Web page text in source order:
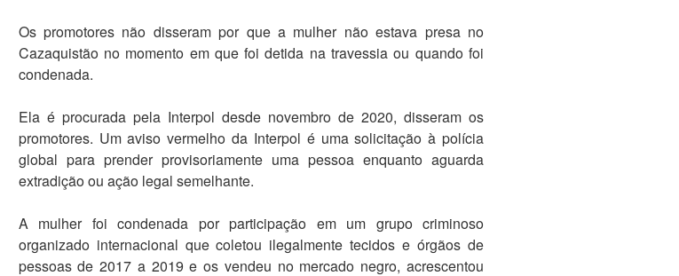
Os promotores não disseram por que a mulher não estava presa no
Cazaquistão no momento em que foi detida na travessia ou quando foi
condenada.
Ela é procurada pela Interpol desde novembro de 2020, disseram os
promotores. Um aviso vermelho da Interpol é uma solicitação à polícia
global para prender provisoriamente uma pessoa enquanto aguarda
extradição ou ação legal semelhante.
A mulher foi condenada por participação em um grupo criminoso
organizado internacional que coletou ilegalmente tecidos e órgãos de
pessoas de 2017 a 2019 e os vendeu no mercado negro, acrescentou